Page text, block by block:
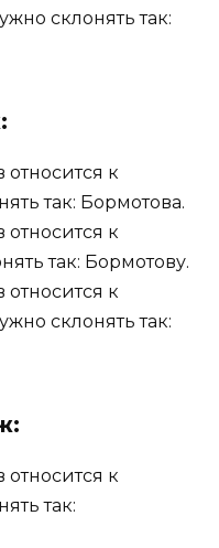
склонять так:
к
так: Бормотова.
к
так: Бормотову.
к
склонять так:
к
так: